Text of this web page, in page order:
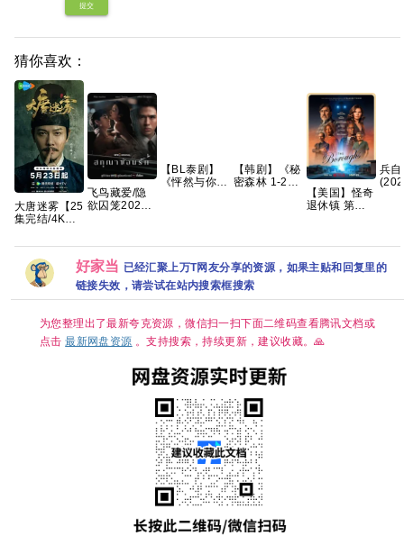
提交
猜你喜欢：
大唐迷雾【25
集完结/4K超
夸克
飞鸟藏爱/隐
欲囚笼2026
【BL泰剧】
《怦然与你
【韩剧】《秘
密森林 1-2
【美国】怪奇
退休镇 第一
名: 时异社区 /
镇 夸克
兵
好家当 已经汇聚上万T网友分享的资源，如果主贴和回复里的
链接失效，请尝试在站内搜索框搜索
为您整理出了最新夸克资源，微信扫一扫下面二维码查看腾讯文档或
点击最新网盘资源 。支持搜索，持续更新，建议收藏。🙏